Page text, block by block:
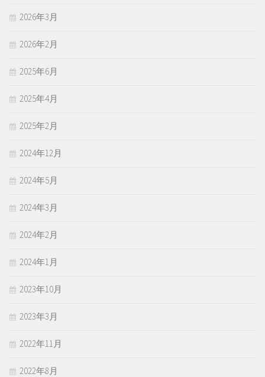
2026年3月
2026年2月
2025年6月
2025年4月
2025年2月
2024年12月
2024年5月
2024年3月
2024年2月
2024年1月
2023年10月
2023年3月
2022年11月
2022年8月